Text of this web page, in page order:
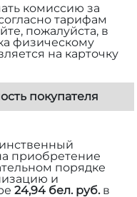
комиссию за
тарифам
пожалуйста, в
физическому
на карточку
покупателя
приобретение
порядке
и
24,94 бел. руб.в